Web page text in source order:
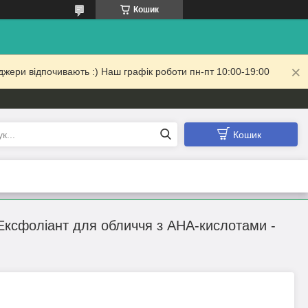
Кошик
відпочивають :) Наш графік роботи пн-пт 10:00-19:00
Кошик
для обличчя з AHA-кислотами -